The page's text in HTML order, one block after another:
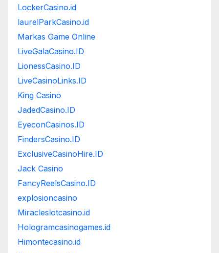
LockerCasino.id
laurelParkCasino.id
Markas Game Online
LiveGalaCasino.ID
LionessCasino.ID
LiveCasinoLinks.ID
King Casino
JadedCasino.ID
EyeconCasinos.ID
FindersCasino.ID
ExclusiveCasinoHire.ID
Jack Casino
FancyReelsCasino.ID
explosioncasino
Miracleslotcasino.id
Hologramcasinogames.id
Himontecasino.id